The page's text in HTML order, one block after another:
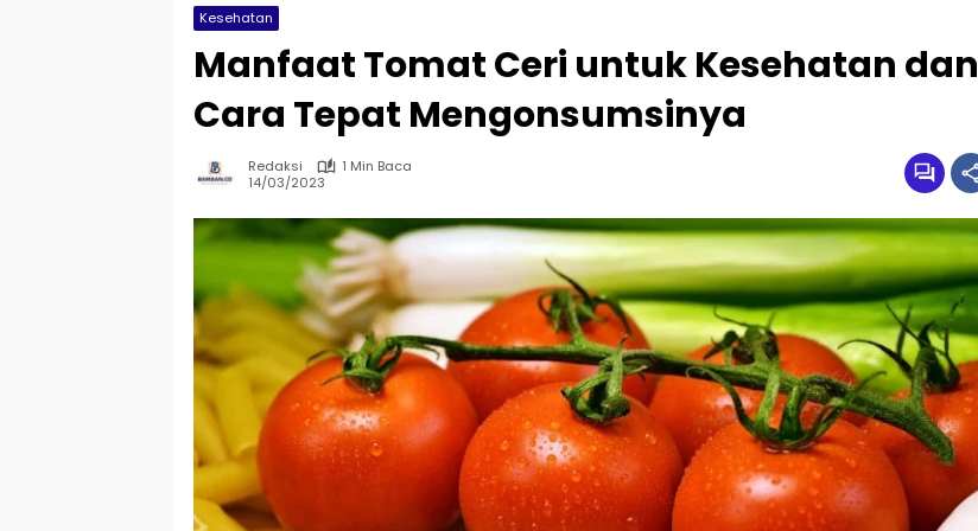
Kesehatan
Manfaat Tomat Ceri untuk Kesehatan dan
Cara Tepat Mengonsumsinya
Redaksi
1 Min Baca
14/03/2023